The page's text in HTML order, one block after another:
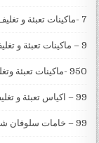
7 -ماكينات تعبئة و تغليف الاكواب
9 – ماكينات تعبئة و تغليف الحبوب و الحبيبات
950 -ماكينات تعبئة وتغليف البودر شديد النعومة
99 – اكياس تعبئة و تغليف
99 – خامات سلوفان شرنك